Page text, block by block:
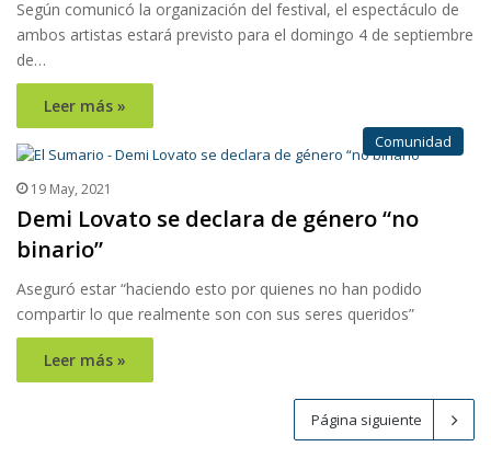
Según comunicó la organización del festival, el espectáculo de
ambos artistas estará previsto para el domingo 4 de septiembre
de…
Leer más »
Comunidad
19 May, 2021
Demi Lovato se declara de género “no
binario”
Aseguró estar “haciendo esto por quienes no han podido
compartir lo que realmente son con sus seres queridos”
Leer más »
Página siguiente